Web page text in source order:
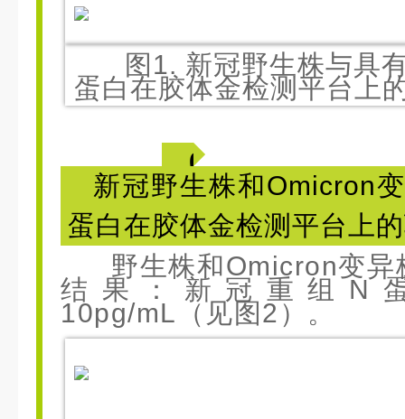
图1. 新冠野生株与具
蛋白在胶体金检测平台上
0
2
新冠野生株和Omicron
蛋白在胶体金检测平台上
野生株和Omicron变
结果：新冠重组N
10pg/mL（见图2）。